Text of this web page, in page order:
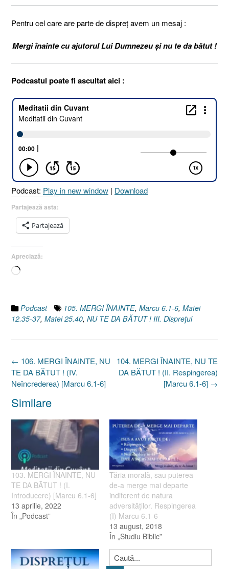
Pentru cel care are parte de dispreţ avem un mesaj :
Mergi înainte cu ajutorul Lui Dumnezeu şi nu te da bătut !
Podcastul poate fi ascultat aici :
Podcast: Play in new window | Download
Partajează asta:
Partajează
Apreciază:
Încarc...
Podcast 105. MERGI ÎNAINTE, Marcu 6.1-6, Matei
12.35-37, Matei 25.40, NU TE DA BĂTUT ! III. Dispreţul
Post
navigation
104. MERGI ÎNAINTE, NU TE
DA BĂTUT ! (II. Respingerea)
[Marcu 6.1-6] →
← 106. MERGI ÎNAINTE, NU
TE DA BĂTUT ! (IV.
Neîncrederea) [Marcu 6.1-6]
Similare
103. MERGI ÎNAINTE, NU
TE DA BĂTUT ! (I.
Introducere) [Marcu 6.1-6]
13 aprilie, 2022
În „Podcast”
Tăria morală, sau puterea
de-a merge mai departe
indiferent de natura
adversităţilor. Respingerea
(I) Marcu 6.1-6
13 august, 2018
În „Studiu Biblic”